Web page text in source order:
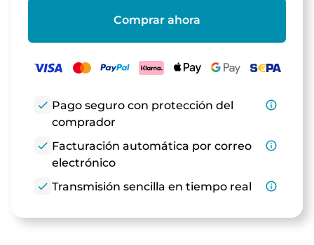
Comprar ahora
check Pago seguro con protección del
comprador
info_outline
check Facturación automática por correo
electrónico
info_outline
check Transmisión sencilla en tiempo real info_outline